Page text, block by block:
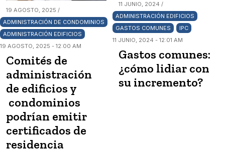
19 AGOSTO, 2025 /
ADMINISTRACIÓN DE CONDOMINIOS
ADMINISTRACIÓN EDIFICIOS
19 AGOSTO, 2025 - 12:00 AM
Comités de
administración
de edificios y
condominios
podrían emitir
certificados de
residencia
11 JUNIO, 2024 /
ADMINISTRACIÓN EDIFICIOS
GASTOS COMUNES
IPC
11 JUNIO, 2024 - 12:01 AM
Gastos comunes:
¿cómo lidiar con
su incremento?